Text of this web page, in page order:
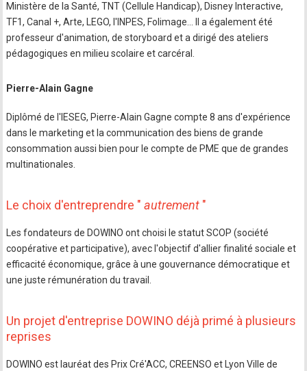
Ministère de la Santé, TNT (Cellule Handicap), Disney Interactive,
TF1, Canal +, Arte, LEGO, l'INPES, Folimage... Il a également été
professeur d'animation, de storyboard et a dirigé des ateliers
pédagogiques en milieu scolaire et carcéral.
Pierre-Alain Gagne
Diplômé de l'IESEG, Pierre-Alain Gagne compte 8 ans d'expérience
dans le marketing et la communication des biens de grande
consommation aussi bien pour le compte de PME que de grandes
multinationales.
Le choix d'entreprendre " autrement "
Les fondateurs de DOWINO ont choisi le statut SCOP (société
coopérative et participative), avec l'objectif d'allier finalité sociale et
efficacité économique, grâce à une gouvernance démocratique et
une juste rémunération du travail.
Un projet d'entreprise DOWINO déjà primé à plusieurs
reprises
DOWINO est lauréat des Prix Cré'ACC, CREENSO et Lyon Ville de